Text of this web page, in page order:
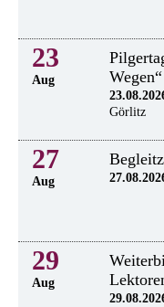
23
Aug
Wegen“
Görlitz
27
Aug
29
Aug